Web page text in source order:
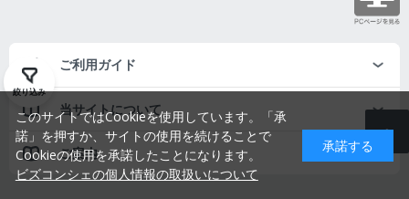
絞り込み
ご利用ガイド
当サイトについて
ご案内
このサイトではCookieを使用しています。「承
諾」を押すか、サイトの使用を続けることで
Cookieの使用を承諾したことになります。
ビズコンシェの個人情報の取扱いについて
承諾する